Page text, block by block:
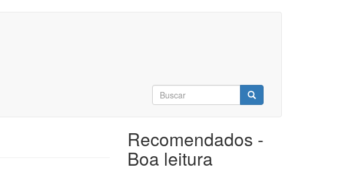
Formulário
de
busca
Recomendados -
Boa leitura